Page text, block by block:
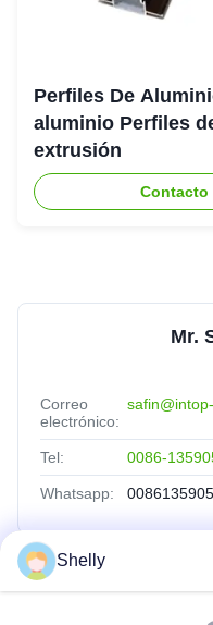
Perfiles De
aluminio Perfiles
extrusión
Contacto
Mr.
Correo
electrónico:
Tel: 0086-
Whatsapp:
Shelly